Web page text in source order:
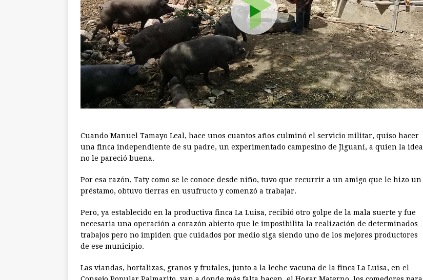
Cuando Manuel Tamayo Leal, hace unos cuantos años culminó el servicio militar, quiso hacer
una finca independiente de su padre, un experimentado campesino de Jiguaní, a quien la idea
no le pareció buena.
Por esa razón, Taty como se le conoce desde niño, tuvo que recurrir a un amigo que le hizo un
préstamo, obtuvo tierras en usufructo y comenzó a trabajar.
Pero, ya establecido en la productiva finca La Luisa, recibió otro golpe de la mala suerte y fue
necesaria una operación a corazón abierto que le imposibilita la realización de determinados
trabajos pero no impiden que cuidados por medio siga siendo uno de los mejores productores
de ese municipio.
Las viandas, hortalizas, granos y frutales, junto a la leche vacuna de la finca La Luisa, en el